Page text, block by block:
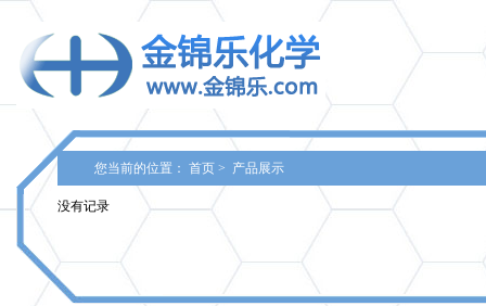
您当前的位置： 首页 > 产品展示
没有记录